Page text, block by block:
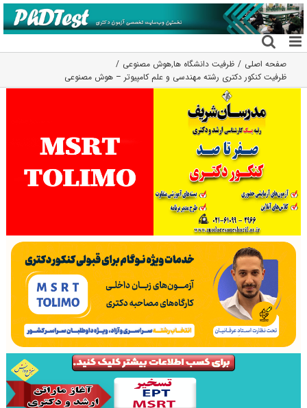
رفتن
به
محتوا
صفحه اصلی ظرفیت دانشگاه ها,هوش مصنوعی
ظرفیت کنکور دکتری رشته مهندسی و علم کامپیوتر – هوش مصنوعی